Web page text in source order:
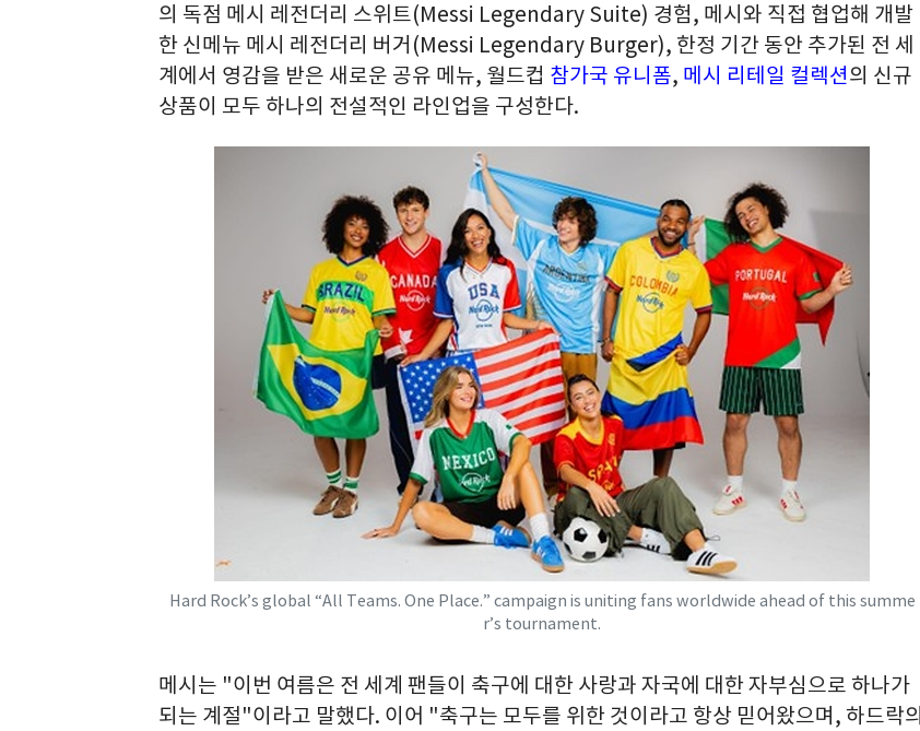
의 독점 메시 레전더리 스위트(Messi Legendary Suite) 경험, 메시와 직접 협업해 개발
한 신메뉴 메시 레전더리 버거(Messi Legendary Burger), 한정 기간 동안 추가된 전 세
계에서 영감을 받은 새로운 공유 메뉴, 월드컵 참가국 유니폼, 메시 리테일 컬렉션의 신규
상품이 모두 하나의 전설적인 라인업을 구성한다.
Hard Rock’s global “All Teams. One Place.” campaign is uniting fans worldwide ahead of this summe
r’s tournament.
메시는 "이번 여름은 전 세계 팬들이 축구에 대한 사랑과 자국에 대한 자부심으로 하나가
되는 계절"이라고 말했다. 이어 "축구는 모두를 위한 것이라고 항상 믿어왔으며, 하드락의